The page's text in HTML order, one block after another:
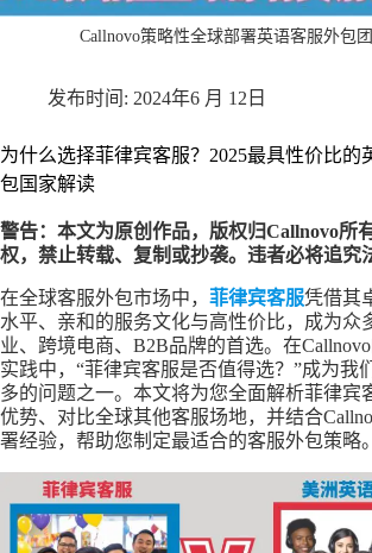
Callnovo策略性全球部署英语客服外包
2024年6 月 12日
为什么选择菲律宾客服？2025最具性价比的
包国家解读
警告：本文为原创作品，版权归Callnovo所
权，禁止转载、复制或抄袭。违者必将追究
在全球客服外包市场中， 菲律宾客服凭借其
水平、亲和的服务文化与高性价比，成为众
业、跨境电商、B2B品牌的首选。在
实践中，“菲律宾客服是否值得选？”成为我
多的问题之一。本文将为您全面解析菲律宾
优势、对比全球其他客服场地，并结合
署经验，帮助您制定最适合的客服外包策略。